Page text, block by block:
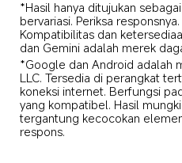
*Hasil hanya ditujukan
bervariasi. Periksa
Kompatibilitas dan
dan Gemini adalah merek
*Google dan Android adalah
LLC. Tersedia di perangkat
koneksi internet. Berfungsi
yang kompatibel. Hasil
tergantung kecocokan
respons.